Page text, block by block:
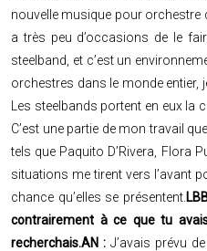
nouvelle musique pour orchestre
a très peu d’occasions de le
steelband, et c’est un
orchestres dans le monde entier,
Les steelbands portent en eux
C’est une partie de mon travail
tels que Paquito D’Rivera, Flora
situations me tirent vers l’avant
chance qu’elles se présentent.
contrairement à ce que tu
recherchais.AN :J’avais prévu